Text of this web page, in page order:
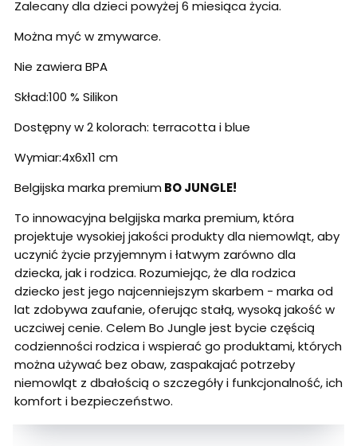
Zalecany dla dzieci powyżej 6 miesiąca życia.
Można myć w zmywarce.
Nie zawiera BPA
Skład:100 % Silikon
Dostępny w 2 kolorach: terracotta i blue
Wymiar:4x6x11 cm
Belgijska marka premium BO JUNGLE!
To innowacyjna belgijska marka premium, która
projektuje wysokiej jakości produkty dla niemowląt, aby
uczynić życie przyjemnym i łatwym zarówno dla
dziecka, jak i rodzica. Rozumiejąc, że dla rodzica
dziecko jest jego najcenniejszym skarbem - marka od
lat zdobywa zaufanie, oferując stałą, wysoką jakość w
uczciwej cenie. Celem Bo Jungle jest bycie częścią
codzienności rodzica i wspierać go produktami, których
można używać bez obaw, zaspakajać potrzeby
niemowląt z dbałością o szczegóły i funkcjonalność, ich
komfort i bezpieczeństwo.